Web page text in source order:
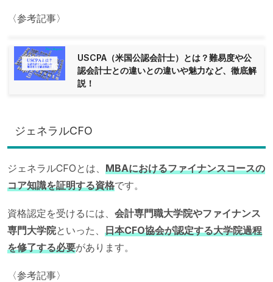
〈参考記事〉
USCPA（米国公認会計士）とは？難易度や公
認会計士との違いとの違いや魅力など、徹底解
説！
ジェネラルCFO
ジェネラルCFOとは、 MBAにおけるファイナンスコースの
コア知識を証明する資格です。
資格認定を受けるには、 会計専門職大学院やファイナンス
専門大学院といった、 日本CFO協会が認定する大学院過程
を修了する必要があります。
〈参考記事〉